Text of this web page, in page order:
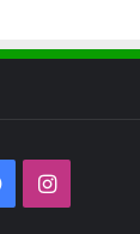
FacebookInstagram